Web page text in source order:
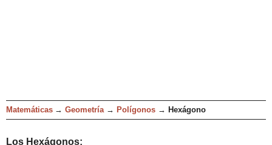
Matemáticas → Geometría→ Polígonos → Hexágono
Los Hexágonos: